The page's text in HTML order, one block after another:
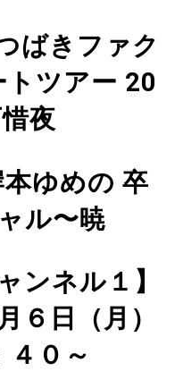
ばきファク
トツアー 20
夜
ゆめの 卒
ル〜暁
ンネル１】
６日（月）
０～